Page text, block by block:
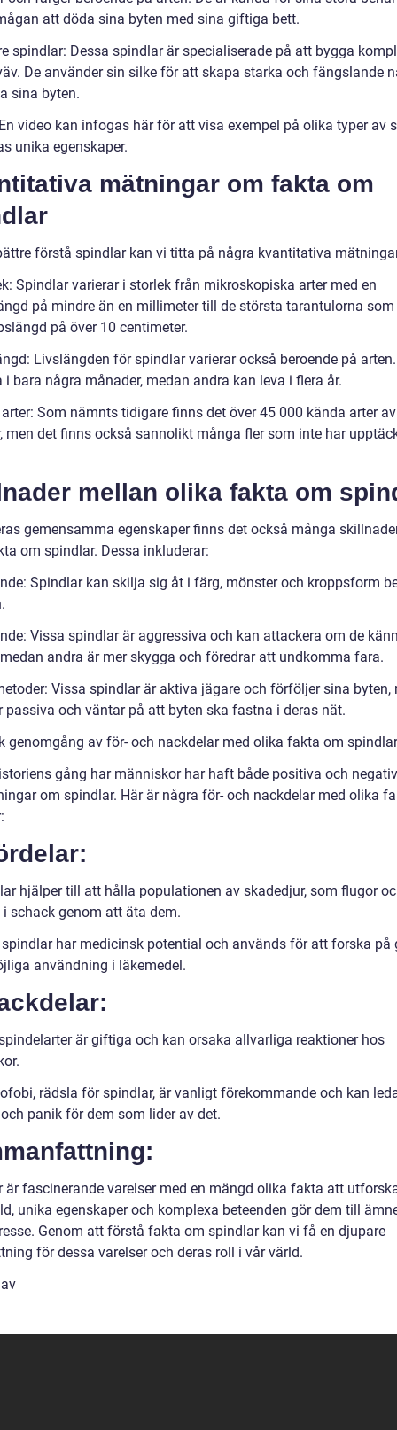
att döda sina byten med sina giftiga bett.
spindlar: Dessa spindlar är specialiserade på att bygga
De använder sin silke för att skapa starka och fängslande
sina byten.
video kan infogas här för att visa exempel på olika typer av
unika egenskaper.
mätningar om fakta om
förstå spindlar kan vi titta på några kvantitativa
Spindlar varierar i storlek från mikroskopiska arter med en
på mindre än en millimeter till de största tarantulorna
på över 10 centimeter.
Livslängden för spindlar varierar också beroende på
i bara några månader, medan andra kan leva i flera år.
Som nämnts tidigare finns det över 45 000 kända arter av
men det finns också sannolikt många fler som inte har
mellan olika fakta om
gemensamma egenskaper finns det också många
om spindlar. Dessa inkluderar:
Spindlar kan skilja sig åt i färg, mönster och kroppsform
Vissa spindlar är aggressiva och kan attackera om de
andra är mer skygga och föredrar att undkomma fara.
Vissa spindlar är aktiva jägare och förföljer sina byten,
passiva och väntar på att byten ska fastna i deras nät.
genomgång av för- och nackdelar med olika fakta om spindlar
gång har människor har haft både positiva och
om spindlar. Här är några för- och nackdelar med olika
hjälper till att hålla populationen av skadedjur, som flugor
i schack genom att äta dem.
har medicinsk potential och används för att forska på
användning i läkemedel.
är giftiga och kan orsaka allvarliga reaktioner hos
rädsla för spindlar, är vanligt förekommande och kan
panik för dem som lider av det.
är fascinerande varelser med en mängd olika fakta att
unika egenskaper och komplexa beteenden gör dem till
Genom att förstå fakta om spindlar kan vi få en djupare
för dessa varelser och deras roll i vår värld.